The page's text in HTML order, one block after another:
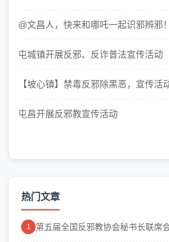
@文昌人，快来和哪吒一起识邪辨邪！
屯城镇开展反邪、反诈普法宣传活动
【坡心镇】禁毒反邪除黑恶，宣传活
屯昌开展反邪教宣传活动
热门文章
1 第五届全国反邪教协会秘书长联席会